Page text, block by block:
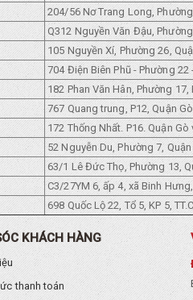
204/56 Nơ Trang Long,
Q312 Nguyền Văn Đậu,
105 Nguyền Xí, Phường 26,
704 Điện Biên Phũ - Phường 22
182 Phan Văn Hân, Phường 17,
767 Quang trung, P12, Quận
172 Thống Nhất. P16. Quận Gò
52 Nguyễn Du, Phường 7,
63/1 Lê Đức Thọ, Phường 13,
C3/27YM 6, ấp 4, xã Binh
698 Quốc Lộ 22, Tổ 5, KP 5,
KHÁCH HÀNG
thanh toán